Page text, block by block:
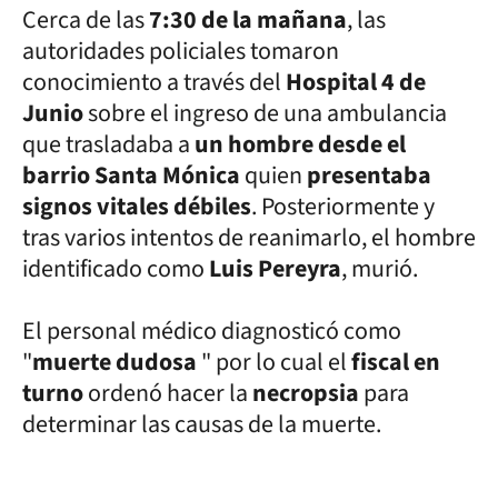
Cerca de las7:30 de la mañana, las
autoridades policiales tomaron
conocimiento a través delHospital 4 de
Juniosobre el ingreso de una ambulancia
que trasladaba aun hombre desde el
barrio Santa Mónicaquienpresentaba
signos vitales débiles. Posteriormente y
tras varios intentos de reanimarlo, el hombre
identificado comoLuis Pereyra, murió.
El personal médico diagnosticó como
"muerte dudosa" por lo cual elfiscal en
turnoordenó hacer lanecropsiapara
determinar las causas de la muerte.